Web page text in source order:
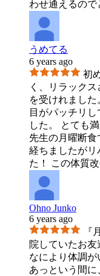
わせ通えるので
うめてる
6 years ago
初
く、リラック
を受けれまし
目がパッチリ
した。 とても
先生の月曜断食
経ちましたがリ
た！ この体質
Ohno Junko
6 years ago
『
院していたお友
なにより体調が
あっという間